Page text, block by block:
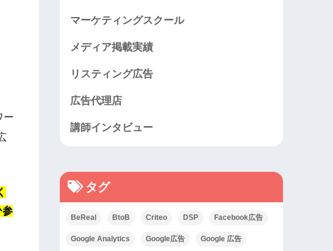
ー
参
マーケティングスクール
メディア掲載実績
リスティング広告
広告代理店
講師インタビュー
タグ
BeReal BtoB Criteo DSP Facebook広告
Google Analytics Google広告 Google 広告